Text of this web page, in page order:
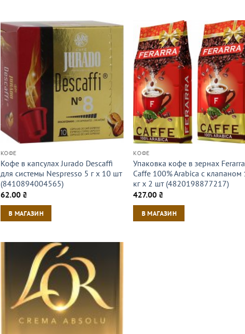
КОФЕ
Кофе в капсулах Jurado Descaffi
для системы Nespresso 5 г х 10 шт
(8410894004565)
62.00 ₴
В МАГАЗИН
КОФЕ
Упаковка кофе в зернах Ferarra
Caffe 100% Arabica с клапаном
кг х 2 шт (4820198877217)
427.00₴
В МАГАЗИН